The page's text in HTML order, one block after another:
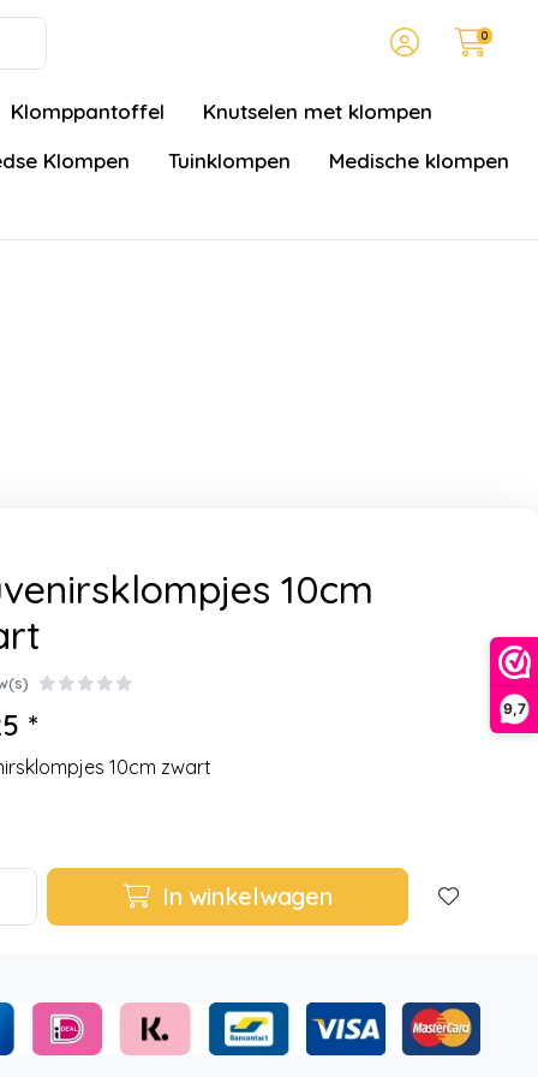
9,7
0
Klomppantoffel
Knutselen met klompen
Klompen
Tuinklompen Medische klompen
10cm
*
10cm zwart
In winkelwagen